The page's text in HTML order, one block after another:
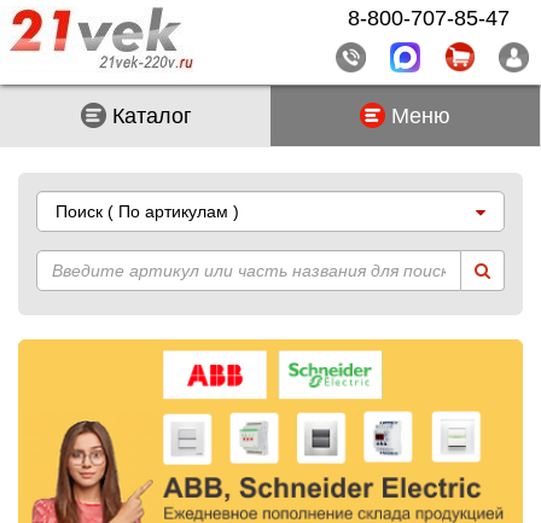
Каталог Меню
Поиск ( По артикулам )
8-800-707-85-47